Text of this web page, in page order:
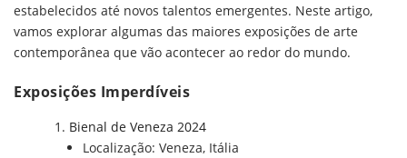
estabelecidos até novos talentos emergentes. Neste artigo,
vamos explorar algumas das maiores exposições de arte
contemporânea que vão acontecer ao redor do mundo.
Exposições Imperdíveis
Bienal de Veneza 2024
Localização: Veneza, Itália